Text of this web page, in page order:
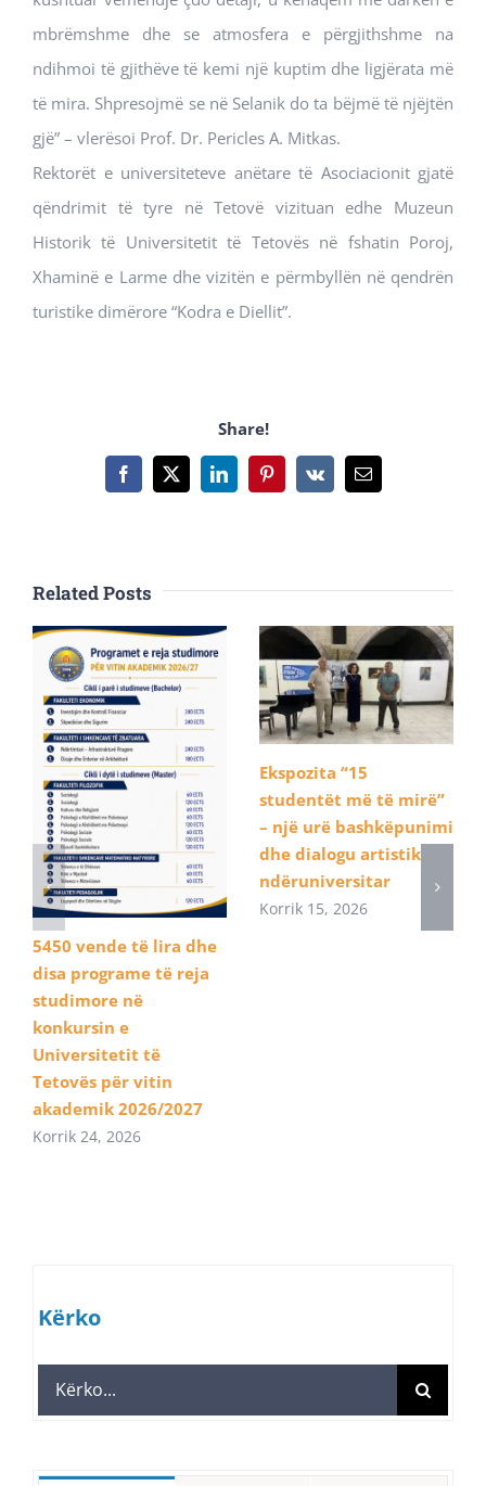
mbrëmshme dhe se atmosfera e përgjithshme na
ndihmoi të gjithëve të kemi një kuptim dhe ligjërata më
të mira. Shpresojmë se në Selanik do ta bëjmë të njëjtën
gjë” – vlerësoi Prof. Dr. Pericles A. Mitkas.
Rektorët e universiteteve anëtare të Asociacionit gjatë
qëndrimit të tyre në Tetovë vizituan edhe Muzeun
Historik të Universitetit të Tetovës në fshatin Poroj,
Xhaminë e Larme dhe vizitën e përmbyllën në qendrën
turistike dimërore “Kodra e Diellit”.
Share!
Facebook
X LinkedInPinterest
Vk Email
Related Posts
5450 vende të lira dhe
disa programe të reja
studimore në
konkursin e
Universitetit të
Tetovës për vitin
akademik 2026/2027
Korrik 24, 2026
Ekspozita “15
studentët më të mirë”
– një urë bashkëpunimi
dhe dialogu artistik
ndëruniversitar
Korrik 15, 2026
Kërko
Search
for: